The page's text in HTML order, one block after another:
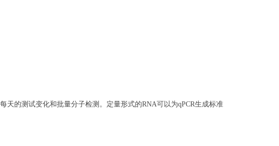
天的测试变化和批量分子检测。定量形式的RNA可以为qPCR生成标准